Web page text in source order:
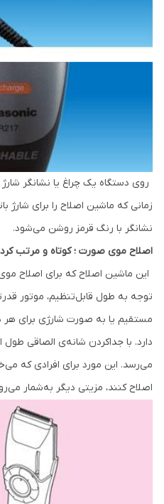
روی دستگاه یک چراغ یا نشانگر
زمانی که ماشین اصلاح را برای شارژ
نشانگر با رنگ قرمز روشن می‌شود.
اصلاح موی صورت ؛ کوتاه و مرتب
این ماشین اصلاح که برای اصلاح
توجه به طول قابل‌تنظیم، موتور
مستقیم یا به صورت شارژی برای هر
می‌رسد. این مورد برای افرادی که
اصلاح کنند، مزیتی دیگر به‌شمار